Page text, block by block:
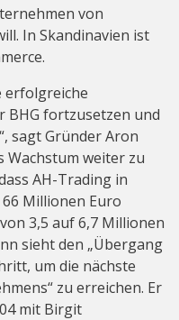
von
In Skandinavien ist
erfolgreiche
BHG fortzusetzen und
sagt Gründer Aron
Wachstum weiter zu
AH-Trading in
Millionen Euro
3,5 auf 6,7 Millionen
sieht den „Übergang
um die nächste
zu erreichen. Er
mit Birgit